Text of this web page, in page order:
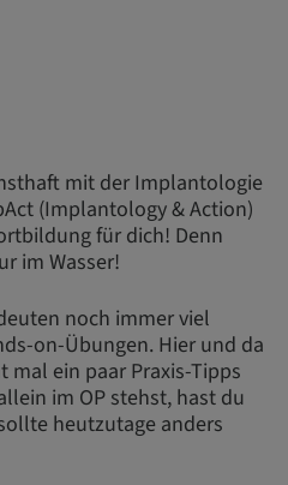
mit der Implantologie
(Implantology & Action)
für dich! Denn
im Wasser!
noch immer viel
on-Übungen. Hier und da
ein paar Praxis-Tipps
im OP stehst, hast du
heutzutage anders